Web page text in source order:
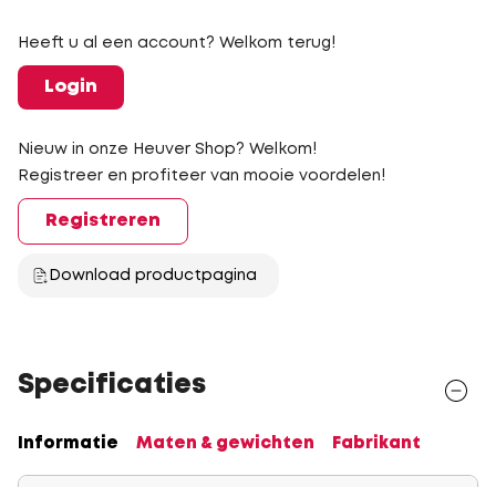
Heeft u al een account? Welkom terug!
Login
Nieuw in onze Heuver Shop? Welkom!
Registreer en profiteer van mooie voordelen!
Registreren
Download productpagina
Specificaties
Informatie Maten & gewichten Fabrikant